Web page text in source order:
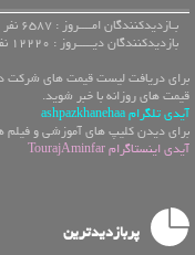
بـازدیدکنندگان امــــروز : 6587 نفر
بازدیدکنندگان دیـــــروز : 12220 نفر
برای دریافت لیست قیمت های شرکت
قیمت های روزانه با خبر شوید.
آیدی تلگرام ashpazkhanehaa
برای دیدن کلیپ های آموزشی و فیلم
آیدی اینستاگرام TourajAminfar
پربازدیدترین